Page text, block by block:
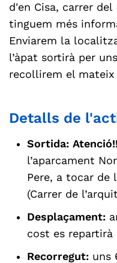
d'en Cisa, carrer del
tinguem més
Enviarem la
l’àpat sortirà per
recollirem el
Detalls de
Sortida:
l’aparcament
Pere, a tocar
(Carrer de
Desplaçament:
cost es
Recorregut: uns